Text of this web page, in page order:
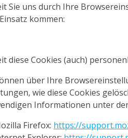
Sie uns durch Ihre
kommen:
diese Cookies (auch)
über Ihre
wie diese Cookies
Informationen unter
Firefox: https://